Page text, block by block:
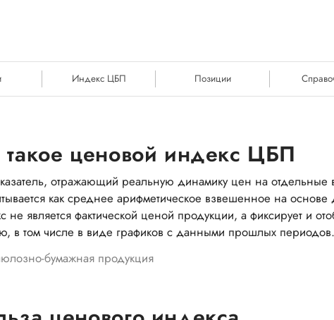
Индекс ЦБП Позиции
такое ценовой индекс ЦБП
отражающий реальную динамику цен на
как среднее арифметическое взвешенное на
не является фактической ценой продукции, а фиксирует и
в том числе в виде графиков с данными прошлых периодов.
бумажная продукция